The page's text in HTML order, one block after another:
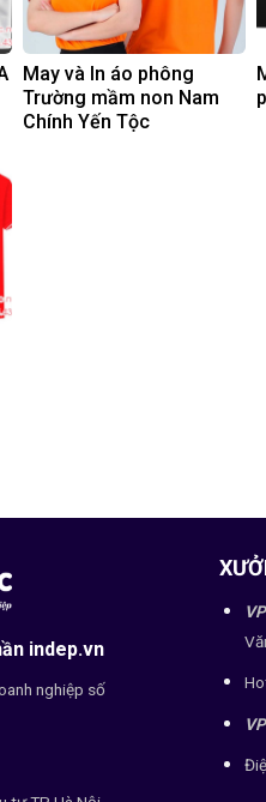
May và In áo phông
Trường mầm non Nam
Chính Yến Tộc
indep.vn
nghiệp số